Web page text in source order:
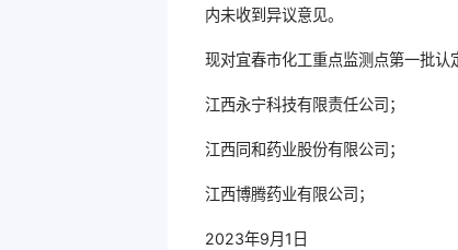
内未收到异议意见。
现对宜春市化工重点监测点第一批认
江西永宁科技有限责任公司；
江西同和药业股份有限公司；
江西博腾药业有限公司；
2023年9月1日